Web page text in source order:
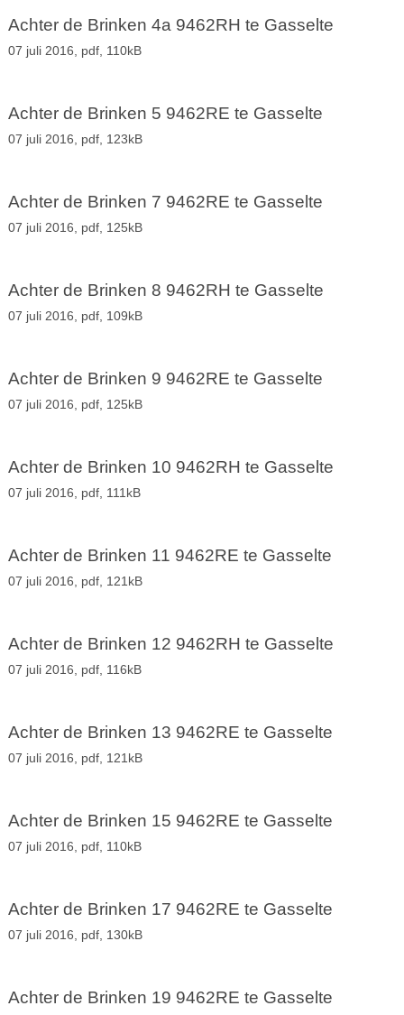
Achter de Brinken 4a 9462RH te Gasselte
07 juli 2016, pdf, 110kB
Achter de Brinken 5 9462RE te Gasselte
07 juli 2016, pdf, 123kB
Achter de Brinken 7 9462RE te Gasselte
07 juli 2016, pdf, 125kB
Achter de Brinken 8 9462RH te Gasselte
07 juli 2016, pdf, 109kB
Achter de Brinken 9 9462RE te Gasselte
07 juli 2016, pdf, 125kB
Achter de Brinken 10 9462RH te Gasselte
07 juli 2016, pdf, 111kB
Achter de Brinken 11 9462RE te Gasselte
07 juli 2016, pdf, 121kB
Achter de Brinken 12 9462RH te Gasselte
07 juli 2016, pdf, 116kB
Achter de Brinken 13 9462RE te Gasselte
07 juli 2016, pdf, 121kB
Achter de Brinken 15 9462RE te Gasselte
07 juli 2016, pdf, 110kB
Achter de Brinken 17 9462RE te Gasselte
07 juli 2016, pdf, 130kB
Achter de Brinken 19 9462RE te Gasselte